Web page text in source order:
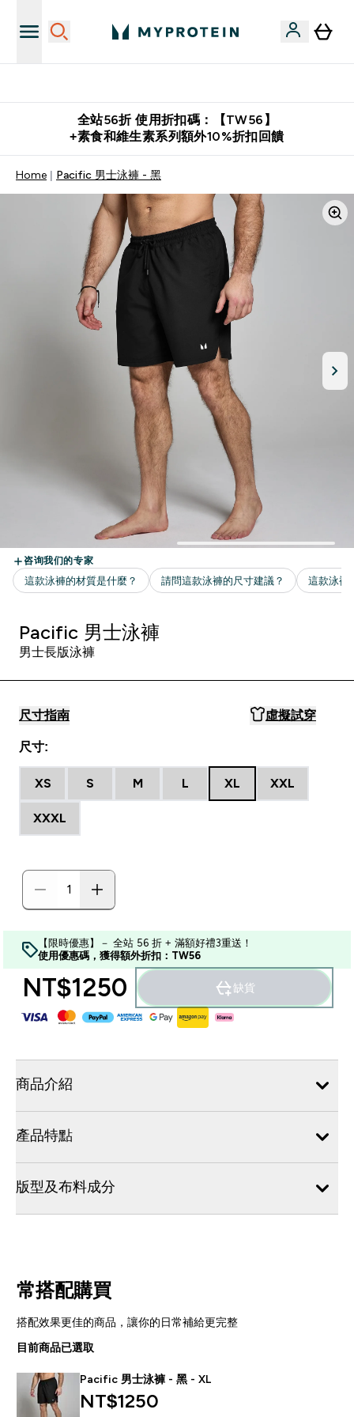
全站56折 使用折扣碼：【TW56】
+素食和維生素系列額外10%折扣回饋
Home Pacific 男士泳褲 - 黑
Pacific 男士泳褲
男士長版泳褲
尺寸指南 虛擬試穿
尺寸:
XS S M L XL XXL
XXXL
【限時優惠】－ 全站 56 折 + 滿額好禮3重送！
使用優惠碼，獲得額外折扣：TW56
NT$1250‎ 缺貨
商品介紹
產品特點
版型及布料成分
常搭配購買
搭配效果更佳的商品，讓你的日常補給更完整
目前商品已選取
Pacific 男士泳褲 - 黑 - XL
NT$1250‎